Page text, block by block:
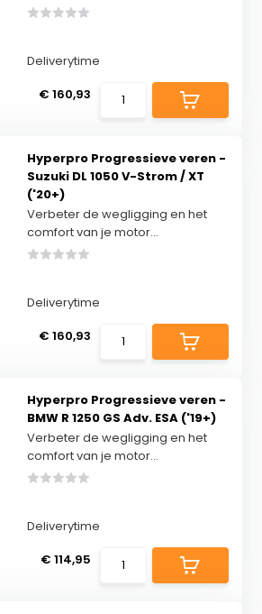
Deliverytime
€ 160,93
Hyperpro Progressieve veren -
Suzuki DL 1050 V-Strom / XT
('20+)
Verbeter de wegligging en het
comfort van je motor...
Deliverytime
€ 160,93
Hyperpro Progressieve veren -
BMW R 1250 GS Adv. ESA ('19+)
Verbeter de wegligging en het
comfort van je motor...
Deliverytime
€ 114,95